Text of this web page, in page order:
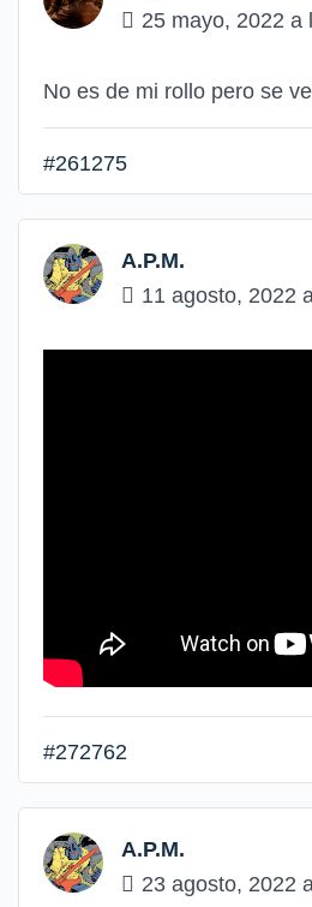
25 mayo, 2022 a
No es de mi rollo pero se
#261275
A.P.M.
11 agosto, 2022
#272762
A.P.M.
23 agosto, 2022